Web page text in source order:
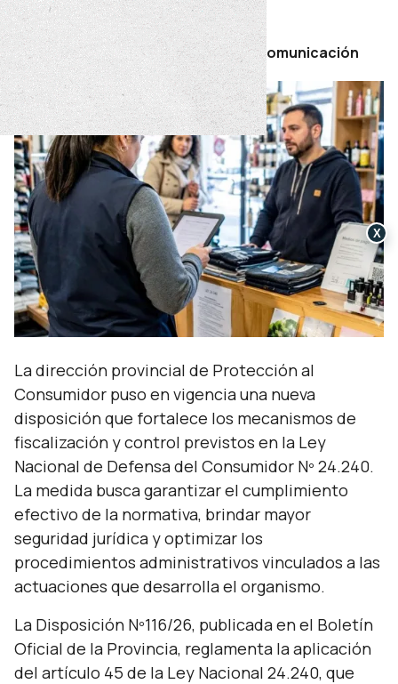
miércoles 10 de junio de 2026
Por Secretaría de Prensa y Comunicación
La dirección provincial de Protección al
Consumidor puso en vigencia una nueva
disposición que fortalece los mecanismos de
fiscalización y control previstos en la Ley
Nacional de Defensa del Consumidor Nº 24.240.
La medida busca garantizar el cumplimiento
efectivo de la normativa, brindar mayor
seguridad jurídica y optimizar los
procedimientos administrativos vinculados a las
actuaciones que desarrolla el organismo.
La Disposición Nº116/26, publicada en el Boletín
Oficial de la Provincia, reglamenta la aplicación
del artículo 45 de la Ley Nacional 24.240, que
X